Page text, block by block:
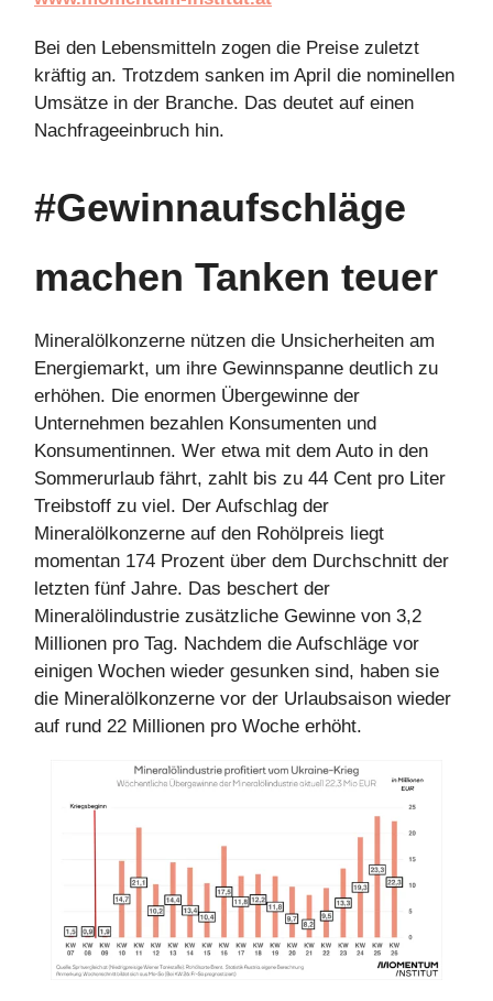
Bei den Lebensmitteln zogen die Preise zuletzt
kräftig an. Trotzdem sanken im April die nominellen
Umsätze in der Branche. Das deutet auf einen
Nachfrageeinbruch hin.
#Gewinnaufschläge
machen Tanken teuer
Mineralölkonzerne nützen die Unsicherheiten am
Energiemarkt, um ihre Gewinnspanne deutlich zu
erhöhen. Die enormen Übergewinne der
Unternehmen bezahlen Konsumenten und
Konsumentinnen. Wer etwa mit dem Auto in den
Sommerurlaub fährt, zahlt bis zu 44 Cent pro Liter
Treibstoff zu viel. Der Aufschlag der
Mineralölkonzerne auf den Rohölpreis liegt
momentan 174 Prozent über dem Durchschnitt der
letzten fünf Jahre. Das beschert der
Mineralölindustrie zusätzliche Gewinne von 3,2
Millionen pro Tag. Nachdem die Aufschläge vor
einigen Wochen wieder gesunken sind, haben sie
die Mineralölkonzerne vor der Urlaubsaison wieder
auf rund 22 Millionen pro Woche erhöht.